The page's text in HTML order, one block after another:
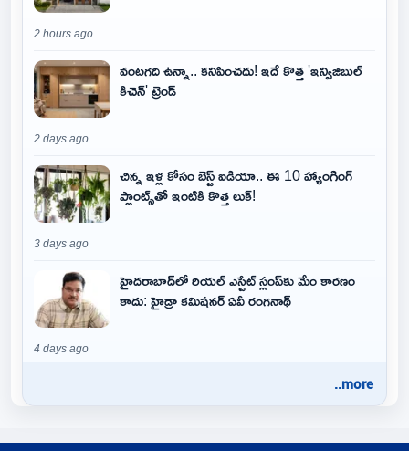
2 hours ago
వంటగది ఉన్నా.. కనిపించదు! ఇదే కొత్త 'ఇన్విజిబుల్
కిచెన్' ట్రెండ్
2 days ago
చిన్న ఇళ్ల కోసం బెస్ట్ ఐడియా.. ఈ 10 హ్యాంగింగ్
ప్లాంట్స్‌తో ఇంటికి కొత్త లుక్!
3 days ago
హైదరాబాద్‌లో రియల్ ఎస్టేట్ స్లంప్‌కు మేం కారణం
కాదు: హైడ్రా కమిషనర్ ఏవీ రంగనాథ్
4 days ago
..more